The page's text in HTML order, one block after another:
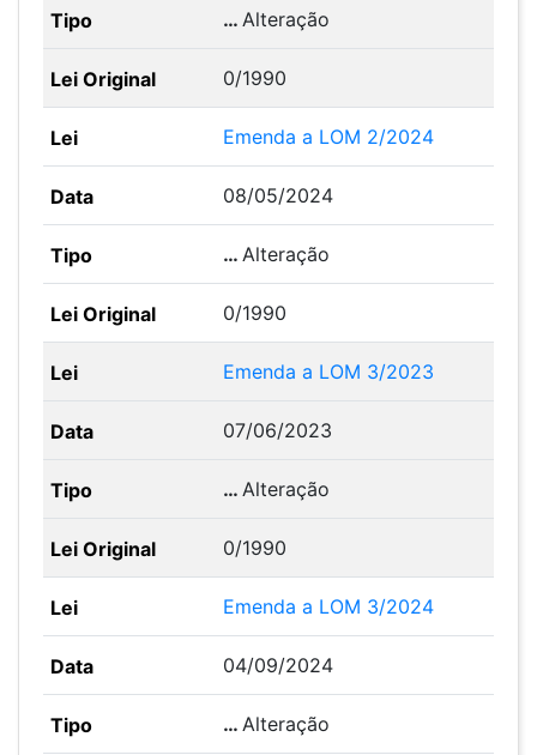
…Alteração
0/1990
Emenda a LOM 2/2024
08/05/2024
…Alteração
0/1990
Emenda a LOM 3/2023
07/06/2023
…Alteração
0/1990
Emenda a LOM 3/2024
04/09/2024
…Alteração